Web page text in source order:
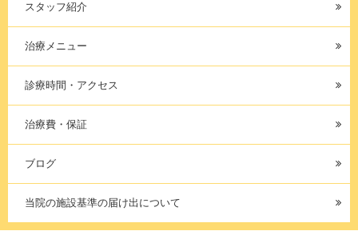
スタッフ紹介
治療メニュー
診療時間・アクセス
治療費・保証
ブログ
当院の施設基準の届け出について